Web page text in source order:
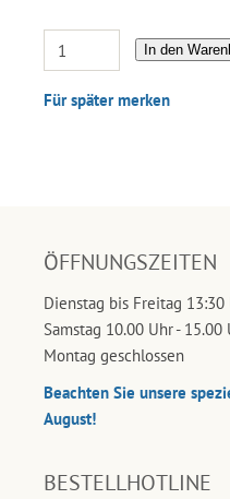
In den
Für später merken
ÖFFNUNGSZEITEN
Dienstag bis Freitag 13:30
Samstag 10.00 Uhr - 15.00
Montag geschlossen
Beachten Sie unsere
August!
BESTELLHOTLINE